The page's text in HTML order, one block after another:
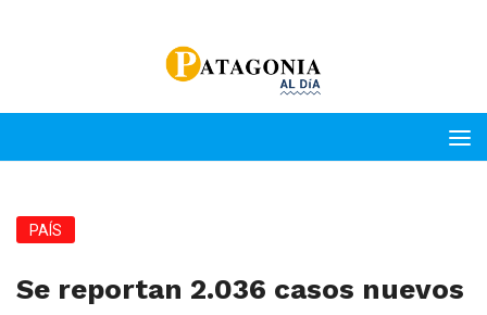
PAÍS
Se reportan 2.036 casos nuevos